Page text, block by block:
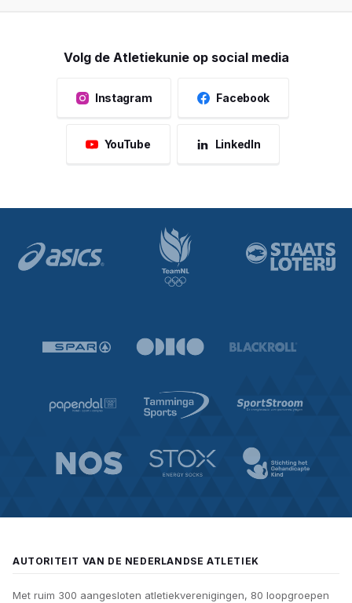
Volg de Atletiekunie op social media
Instagram Facebook
YouTube LinkedIn
AUTORITEIT VAN DE NEDERLANDSE ATLETIEK
Met ruim 300 aangesloten atletiekverenigingen, 80 loopgroepen